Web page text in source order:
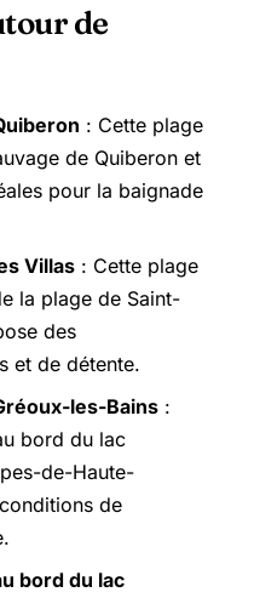
de
: Cette plage
de Quiberon et
pour la baignade
Villas : Cette plage
la plage de Saint-
des
et de détente.
les-Bains :
bord du lac
de-Haute-
de
bord du lac